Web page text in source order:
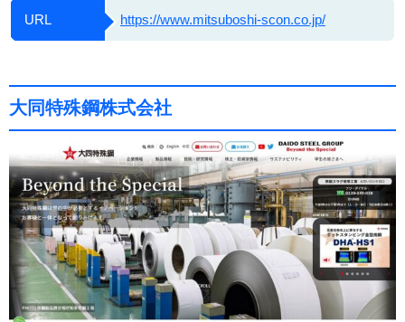
URL https://www.mitsuboshi-scon.co.jp/
大同特殊鋼株式会社